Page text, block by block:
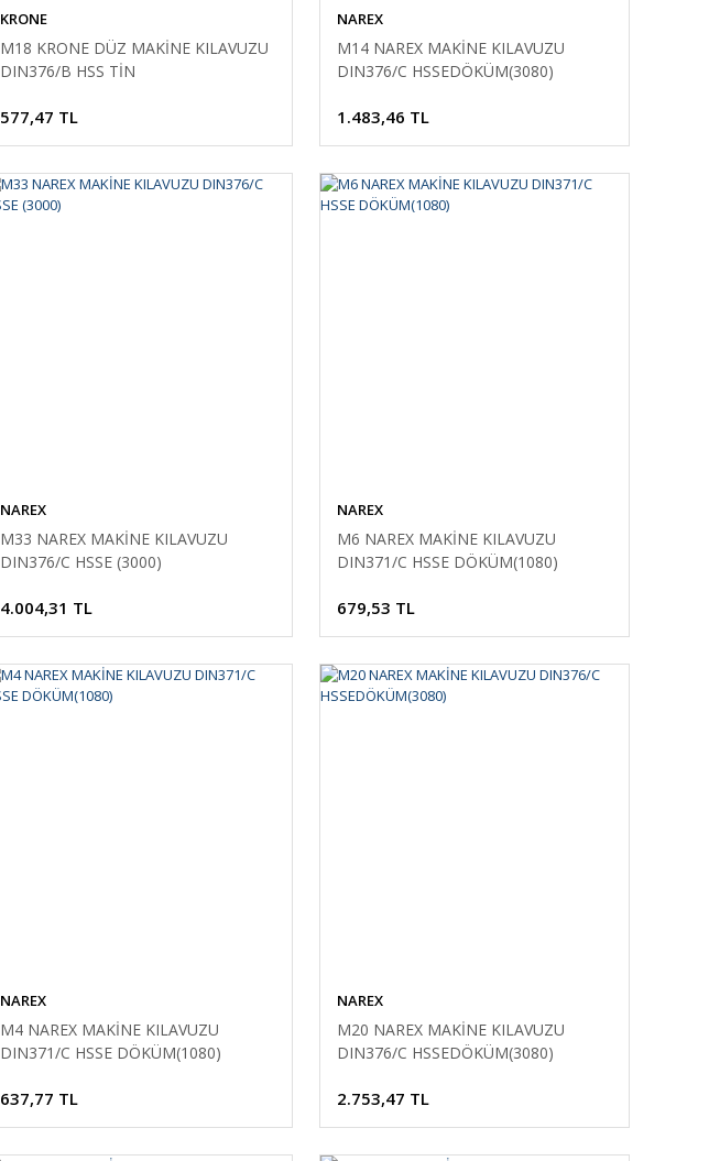
KRONE
M18 KRONE DÜZ MAKİNE KILAVUZU
DIN376/B HSS TİN
577,47 TL
NAREX
M14 NAREX MAKİNE KILAVUZU
DIN376/C HSSEDÖKÜM(3080)
1.483,46 TL
NAREX
M33 NAREX MAKİNE KILAVUZU
DIN376/C HSSE (3000)
4.004,31 TL
NAREX
M6 NAREX MAKİNE KILAVUZU
DIN371/C HSSE DÖKÜM(1080)
679,53 TL
NAREX
M4 NAREX MAKİNE KILAVUZU
DIN371/C HSSE DÖKÜM(1080)
637,77 TL
NAREX
M20 NAREX MAKİNE KILAVUZU
DIN376/C HSSEDÖKÜM(3080)
2.753,47 TL